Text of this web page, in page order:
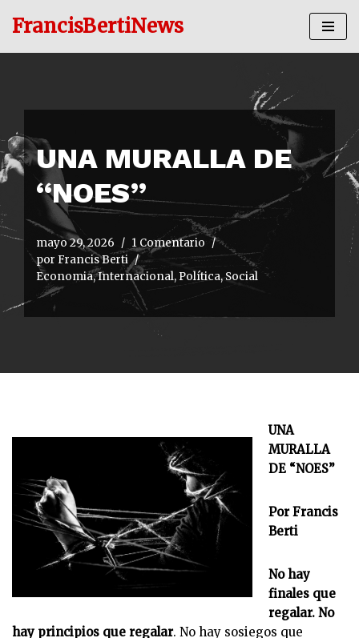
FrancisBertiNews
UNA MURALLA DE
“NOES”
mayo 29, 2026
1 Comentario
por Francis Berti
Economia,Internacional, Política,Social
UNA
MURALLA
DE “NOES”
Por Francis
Berti
No hay
finales que
regalar. No
hay principios que regalar. No hay sosiegos que